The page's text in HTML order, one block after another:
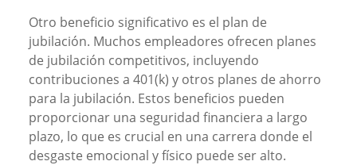
Otro beneficio significativo es el plan de
jubilación. Muchos empleadores ofrecen planes
de jubilación competitivos, incluyendo
contribuciones a 401(k) y otros planes de ahorro
para la jubilación. Estos beneficios pueden
proporcionar una seguridad financiera a largo
plazo, lo que es crucial en una carrera donde el
desgaste emocional y físico puede ser alto.